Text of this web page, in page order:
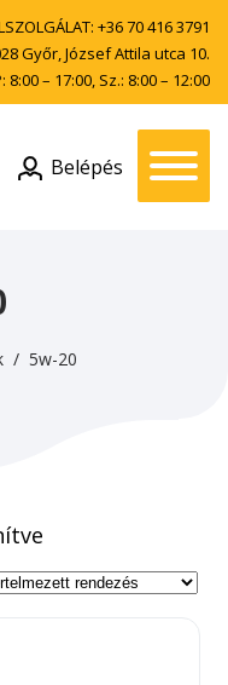
+36 70 416 3791
Győr, József Attila utca 10.
– 17:00, Sz.: 8:00 – 12:00
Belépés
/ 5w-20